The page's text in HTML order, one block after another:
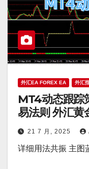
外汇EA FOREX EA 外汇
MT4动态跟踪
易法则 外汇
21 7 月, 2025
详细用法共振 主图